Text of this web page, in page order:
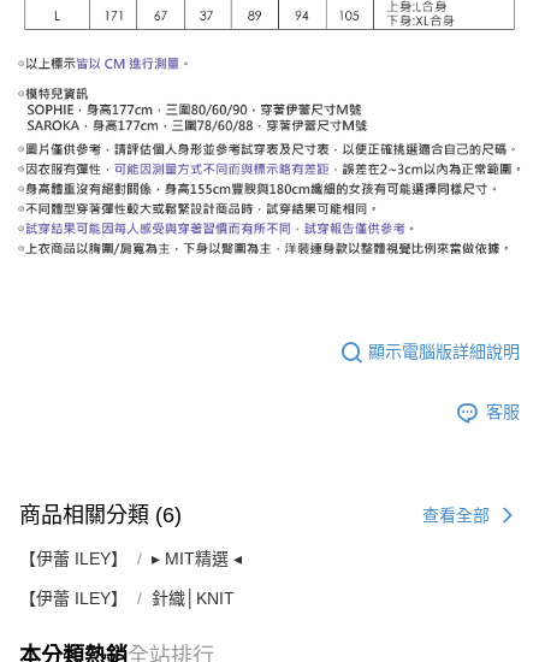
顯示電腦版詳細說明
客服
商品相關分類 (6) 查看全部
【伊蕾 ILEY】 ▸ MIT精選 ◂
【伊蕾 ILEY】 針織│KNIT
本分類熱銷全站排行